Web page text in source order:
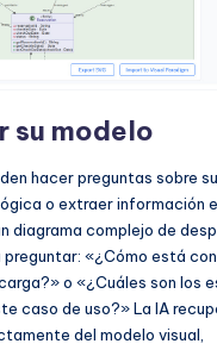
su modelo
hacer preguntas sobre
o extraer información
diagrama complejo de
«¿Cómo está
o «¿Cuáles son los
caso de uso?» La IA
del modelo visual,